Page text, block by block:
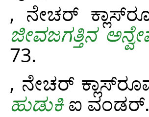
, ನೇಚರ್‌
ಜೀವಜಗತ್ತಿನ
73.
, ನೇಚರ್‌
ಹುಡುಕಿಐ ವಂಡರ್...‌